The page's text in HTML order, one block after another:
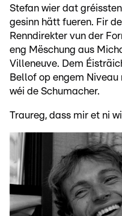
Stefan wier dat
gesinn hätt fueren. Fir
Renndirekter vun der
eng Mëschung aus
Villeneuve. Dem
Bellof op engem Niveau
wéi de Schumacher.
Traureg, dass mir et ni